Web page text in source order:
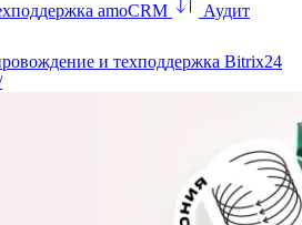
amoCRM
Аудит
и техподдержка Bitrix24